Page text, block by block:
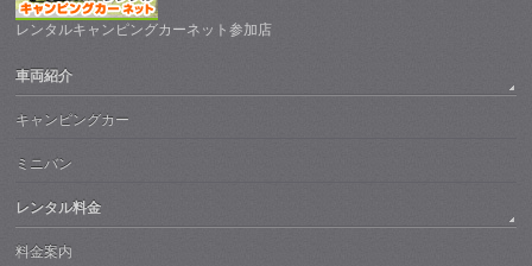
レンタルキャンピングカーネット参加店
車両紹介
キャンピングカー
ミニバン
レンタル料金
料金案内